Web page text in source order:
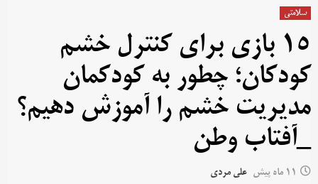
سلامتی
۱۵ بازی برای کنترل خشم
کودکان؛ چطور به کودکمان
مدیریت خشم را آموزش دهیم؟
_آفتاب وطن
11 ماه پیش علی مردی